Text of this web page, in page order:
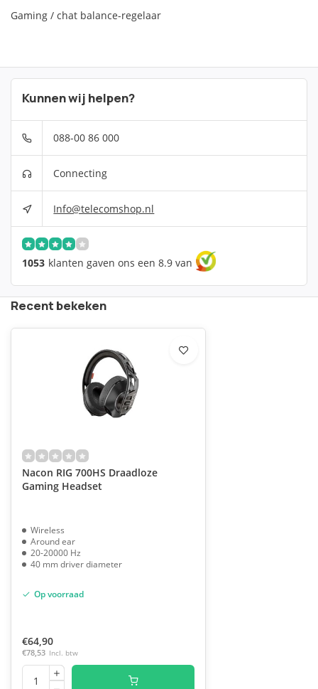
Gaming / chat balance-regelaar
Kunnen wij helpen?
088-00 86 000
Connecting
Info@telecomshop.nl
1053 klanten gaven ons een 8.9 van
Recent bekeken
Nacon RIG 700HS Draadloze
Gaming Headset
Wireless
Around ear
20-20000 Hz
40 mm driver diameter
Op voorraad
€64,90
€78,53 Incl. btw